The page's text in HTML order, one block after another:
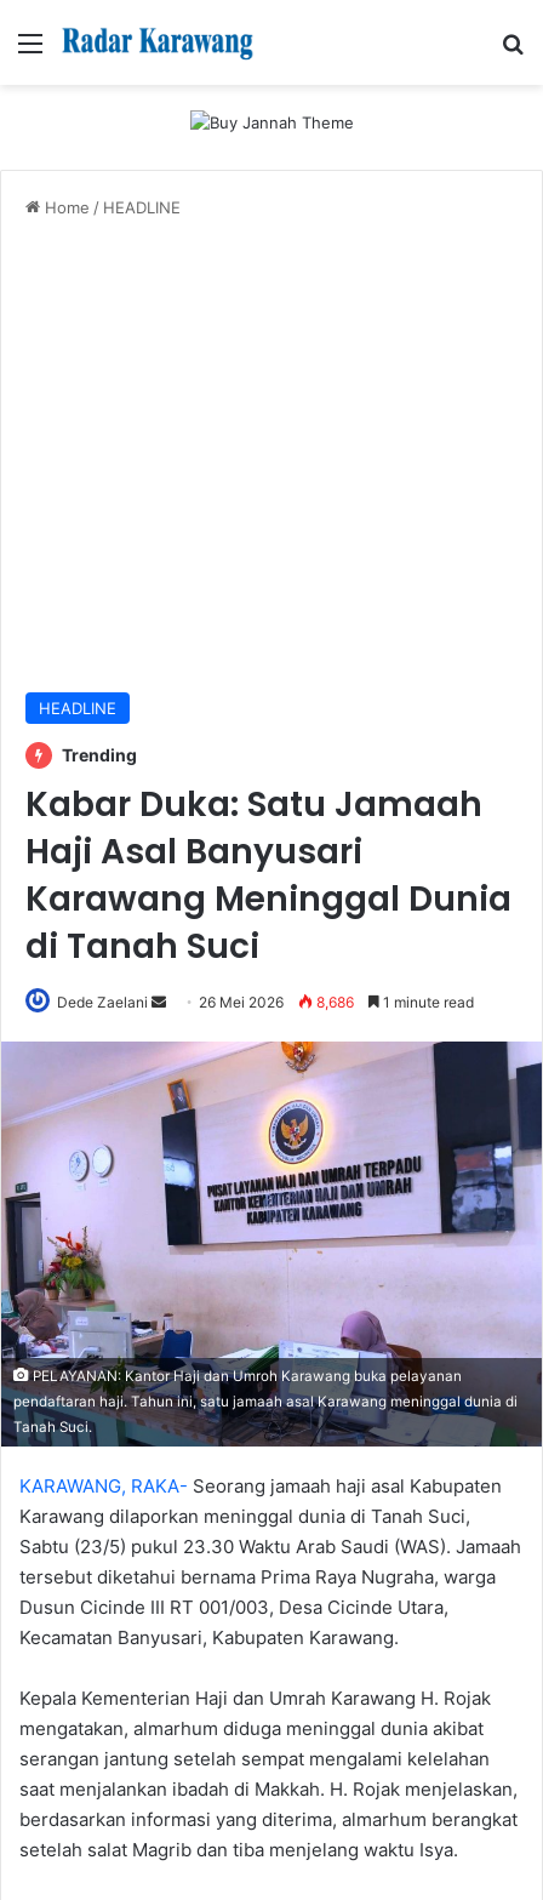
Menu
Home / HEADLINE
HEADLINE
Trending
Kabar Duka: Satu Jamaah
Haji Asal Banyusari
Karawang Meninggal Dunia
di Tanah Suci
Dede Zaelani
Send
email
26 Mei 2026 8,686 1 minute read
PELAYANAN: Kantor Haji dan Umroh Karawang buka pelayanan
pendaftaran haji. Tahun ini, satu jamaah asal Karawang meninggal dunia di
Tanah Suci.
KARAWANG, RAKA- Seorang jamaah haji asal Kabupaten
Karawang dilaporkan meninggal dunia di Tanah Suci,
Sabtu (23/5) pukul 23.30 Waktu Arab Saudi (WAS). Jamaah
tersebut diketahui bernama Prima Raya Nugraha, warga
Dusun Cicinde III RT 001/003, Desa Cicinde Utara,
Kecamatan Banyusari, Kabupaten Karawang.‎
‎Kepala Kementerian Haji dan Umrah Karawang H. Rojak
mengatakan, almarhum diduga meninggal dunia akibat
serangan jantung setelah sempat mengalami kelelahan
saat menjalankan ibadah di Makkah. ‎H. Rojak menjelaskan,
berdasarkan informasi yang diterima, almarhum berangkat
setelah salat Magrib dan tiba menjelang waktu Isya.